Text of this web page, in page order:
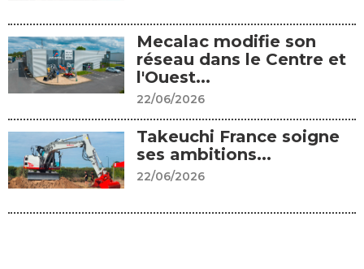
Mecalac modifie son
réseau dans le Centre et
l'Ouest...
22/06/2026
Takeuchi France soigne
ses ambitions...
22/06/2026